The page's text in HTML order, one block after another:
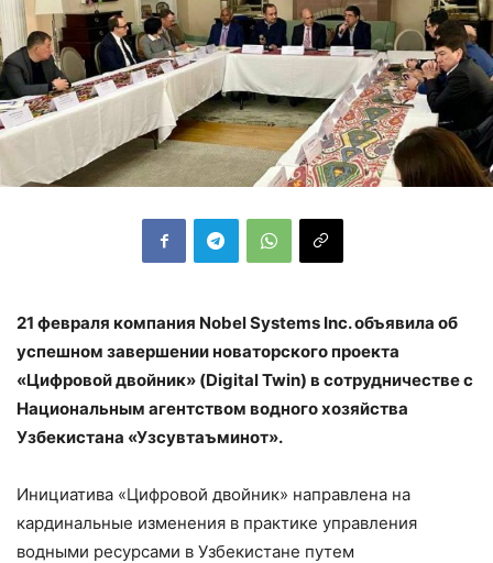
21 февраля компания Nobel Systems Inc. объявила об
успешном завершении новаторского проекта
«Цифровой двойник» (Digital Twin) в сотрудничестве с
Национальным агентством водного хозяйства
Узбекистана «Узсувтаъминот».
Инициатива «Цифровой двойник» направлена на
кардинальные изменения в практике управления
водными ресурсами в Узбекистане путем